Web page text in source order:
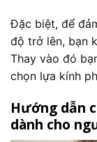
Đặc biệt, để
độ trở lên, bạn
Thay vào đó
chọn lựa kính
Hướng dẫn
dành cho